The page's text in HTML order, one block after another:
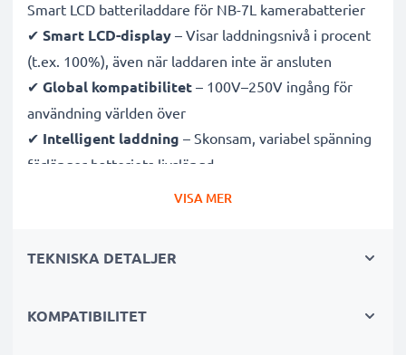
Smart LCD batteriladdare för NB-7L kamerabatterier
✔ Smart LCD-display – Visar laddningsnivå i procent
(t.ex. 100%), även när laddaren inte är ansluten
✔ Global kompatibilitet – 100V–250V ingång för
användning världen över
✔ Intelligent laddning – Skonsam, variabel spänning
förlänger batteriets livslängd
Certifierad säkerhet– CE- och RoHS-godkänd med
✔Kompakt & lätt – Perfekt storlek för kameraväskan
VISA MER
TEKNISKA DETALJER
KOMPATIBILITET